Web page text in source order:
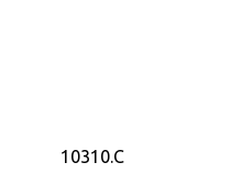
10310.С